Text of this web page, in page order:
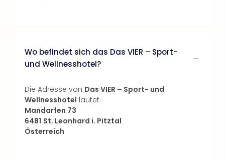
Wo befindet sich das Das VIER – Sport-
und Wellnesshotel?
Die Adresse von Das VIER – Sport- und
Wellnesshotel lautet:
Mandarfen 73
6481 St. Leonhard i. Pitztal
Österreich